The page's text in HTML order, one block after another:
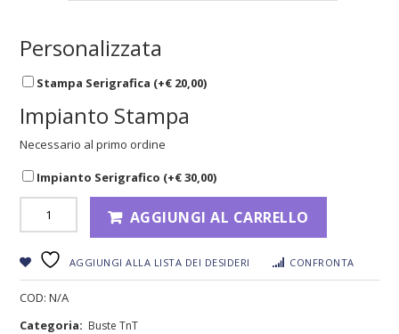
Personalizzata
Stampa Serigrafica (+€ 20,00)
Impianto Stampa
Necessario al primo ordine
Impianto Serigrafico (+€30,00)
AGGIUNGI AL CARRELLO
AGGIUNGI ALLA LISTA DEI DESIDERI CONFRONTA
COD: N/A
Categoria: Buste TnT